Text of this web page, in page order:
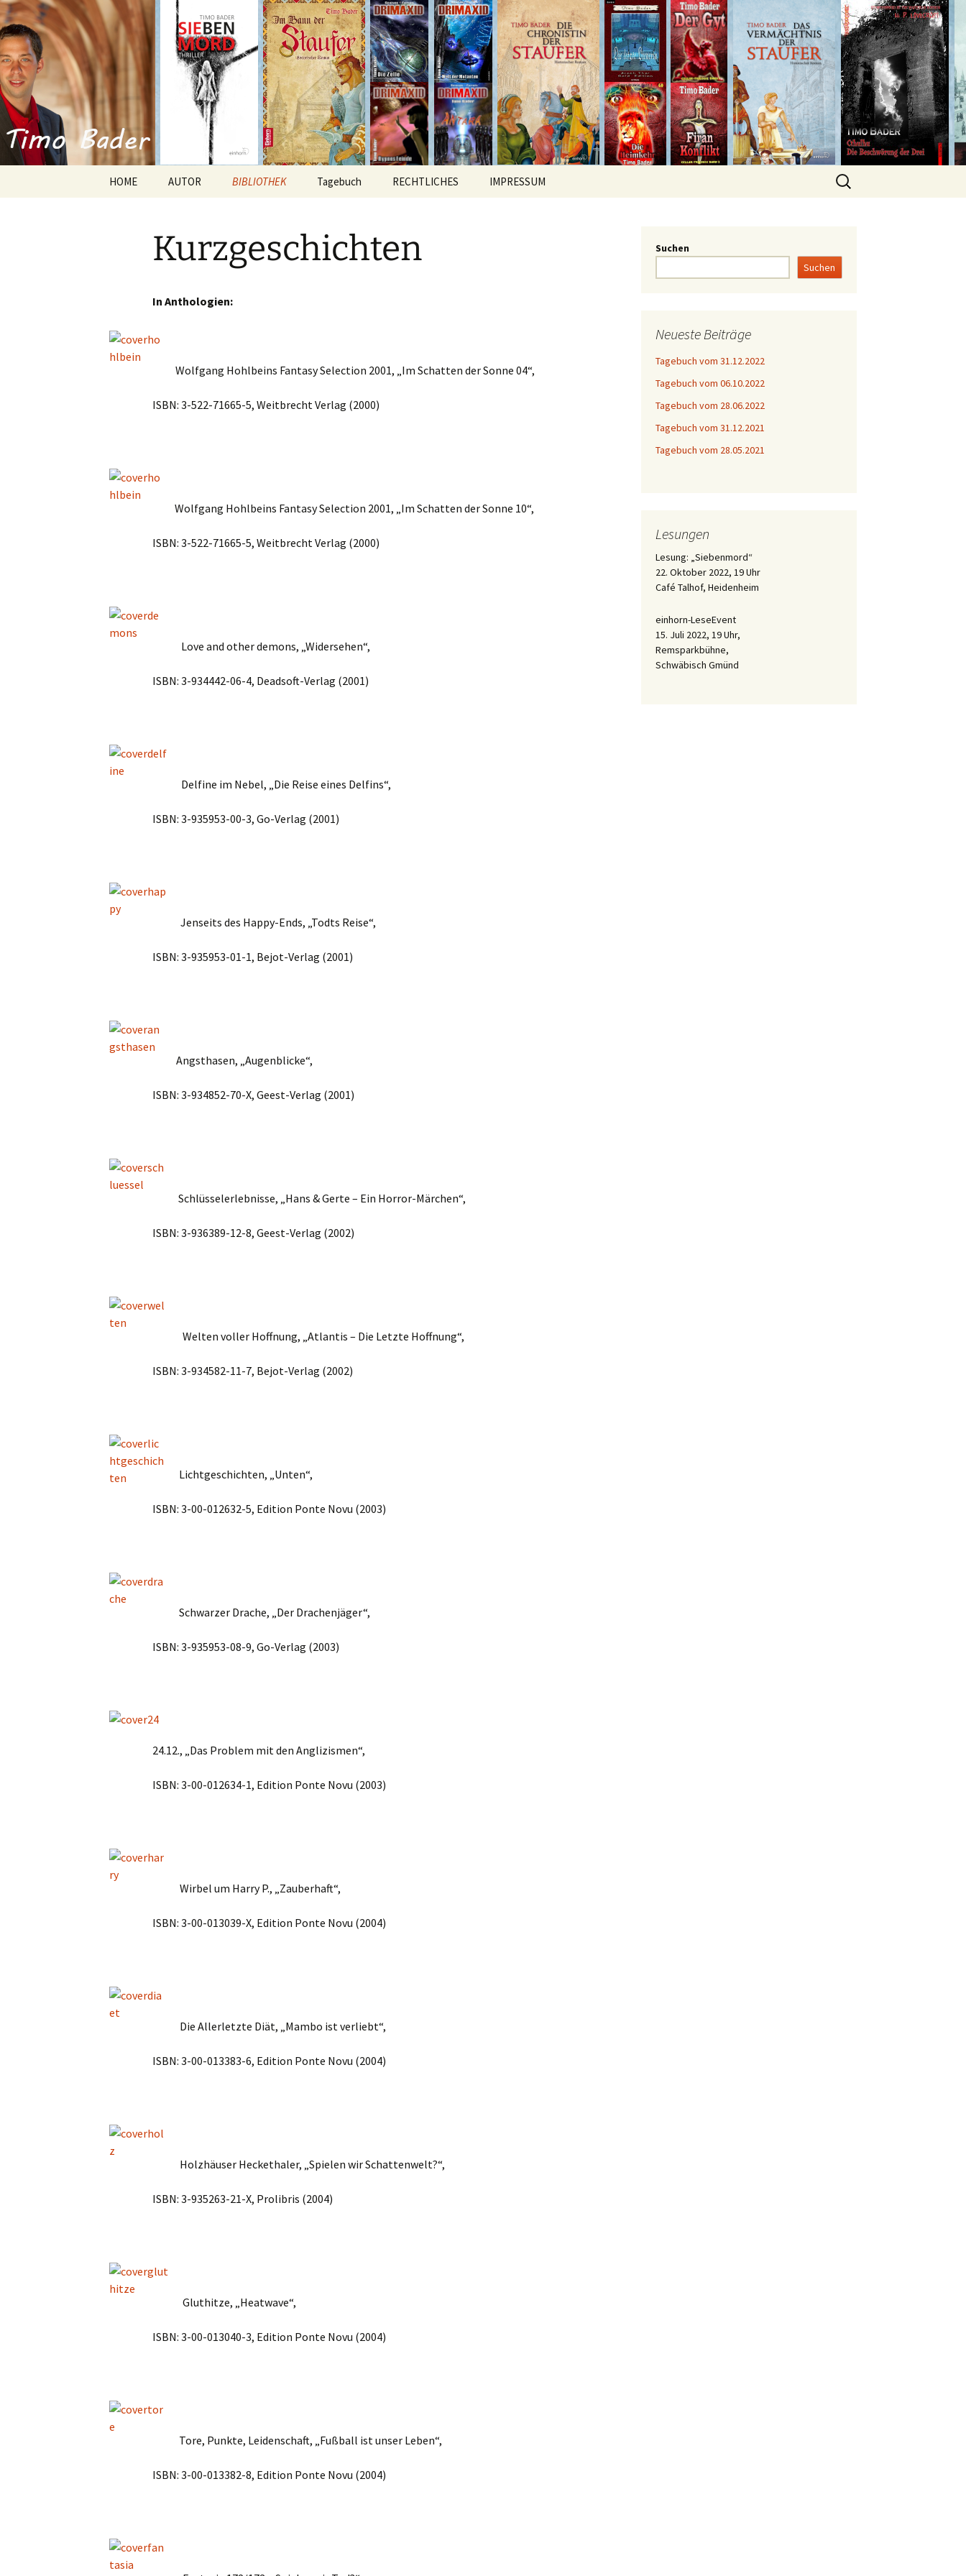
Timo Bader
Willkommen im Reich der Geschichten
HOME AUTOR BIBLIOTHEK
Anthologien
Tagebuch RECHTLICHES IMPRESSUM
Kurzgeschichten
In Anthologien:
Wolfgang Hohlbeins Fantasy Selection 2001, „Im Schatten der Sonne 04“,
ISBN: 3-522-71665-5, Weitbrecht Verlag (2000)
Wolfgang Hohlbeins Fantasy Selection 2001, „Im Schatten der Sonne 10“,
ISBN: 3-522-71665-5, Weitbrecht Verlag (2000)
Love and other demons, „Widersehen“,
ISBN: 3-934442-06-4, Deadsoft-Verlag (2001)
Delfine im Nebel, „Die Reise eines Delfins“,
ISBN: 3-935953-00-3, Go-Verlag (2001)
Jenseits des Happy-Ends, „Todts Reise“,
ISBN: 3-935953-01-1, Bejot-Verlag (2001)
Angsthasen, „Augenblicke“,
ISBN: 3-934852-70-X, Geest-Verlag (2001)
Schlüsselerlebnisse, „Hans & Gerte – Ein Horror-Märchen“,
ISBN: 3-936389-12-8, Geest-Verlag (2002)
Welten voller Hoffnung, „Atlantis – Die Letzte Hoffnung“,
ISBN: 3-934582-11-7, Bejot-Verlag (2002)
Lichtgeschichten, „Unten“,
ISBN: 3-00-012632-5, Edition Ponte Novu (2003)
Schwarzer Drache, „Der Drachenjäger“,
ISBN: 3-935953-08-9, Go-Verlag (2003)
24.12., „Das Problem mit den Anglizismen“,
ISBN: 3-00-012634-1, Edition Ponte Novu (2003)
Wirbel um Harry P., „Zauberhaft“,
ISBN: 3-00-013039-X, Edition Ponte Novu (2004)
Die Allerletzte Diät, „Mambo ist verliebt“,
ISBN: 3-00-013383-6, Edition Ponte Novu (2004)
Holzhäuser Heckethaler, „Spielen wir Schattenwelt?“,
ISBN: 3-935263-21-X, Prolibris (2004)
Gluthitze, „Heatwave“,
ISBN: 3-00-013040-3, Edition Ponte Novu (2004)
Tore, Punkte, Leidenschaft, „Fußball ist unser Leben“,
ISBN: 3-00-013382-8, Edition Ponte Novu (2004)
Suchen
Suchen
Neueste Beiträge
Tagebuch vom 31.12.2022
Tagebuch vom 06.10.2022
Tagebuch vom 28.06.2022
Tagebuch vom 31.12.2021
Tagebuch vom 28.05.2021
Lesungen
Lesung: „Siebenmord“
22. Oktober 2022, 19 Uhr
Café Talhof, Heidenheim
einhorn-LeseEvent
15. Juli 2022, 19 Uhr,
Remsparkbühne,
Schwäbisch Gmünd